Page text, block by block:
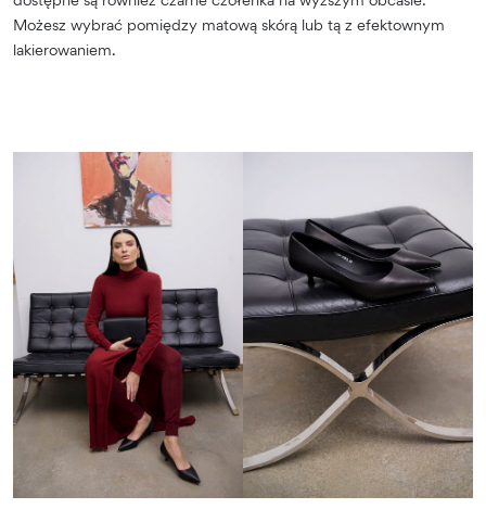
Możesz wybrać pomiędzy matową skórą lub tą z efektownym
lakierowaniem.